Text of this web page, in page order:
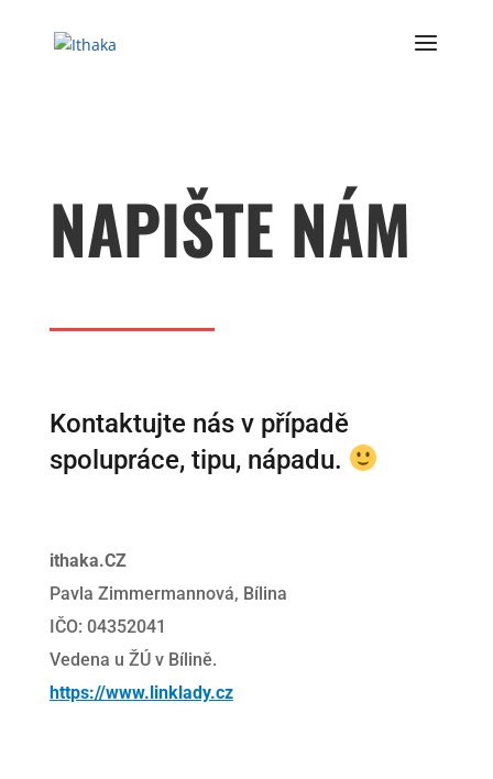
NAPIŠTE NÁM
Kontaktujte nás v případě
spolupráce, tipu, nápadu.
ithaka.CZ
Pavla Zimmermannová, Bílina
IČO: 04352041
Vedena u ŽÚ v Bílině.
https://www.linklady.cz